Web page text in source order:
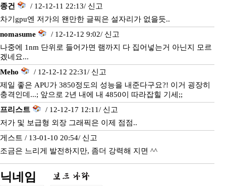
종건 / 12-12-11 22:13/ 신고
차기gpu엔 저가의 왠만한 글픽은 설자리가 없을듯..
nomasume
/ 12-12-12 9:02/ 신고
나중에 1nm 단위로 들어가면 램까지 다 집어넣는거 아닌지 모르
겠네요...
Meho
/ 12-12-12 22:31/ 신고
제일 좋은 APU가 3850정도의 성능을 내준다구요?! 이거 굉장히
충격인데...; 앞으로 2년 내에 내 4850이 따라잡힐 기세;;
프리스트
/ 12-12-17 12:11/ 신고
저가 및 보급형 외장 그래픽은 이제 점점..
게스트 / 13-01-10 20:54/ 신고
조금은 느리게 발전하지만, 좀더 강력해 지면 ^^
닉네임